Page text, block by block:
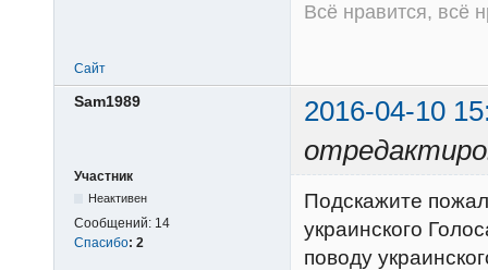
Всё нравится, всё
Сайт
Sam1989
2016-04-10
Участник
Неактивен
Сообщений: 14
Спасибо: 2
Подскажите
украинского
поводу